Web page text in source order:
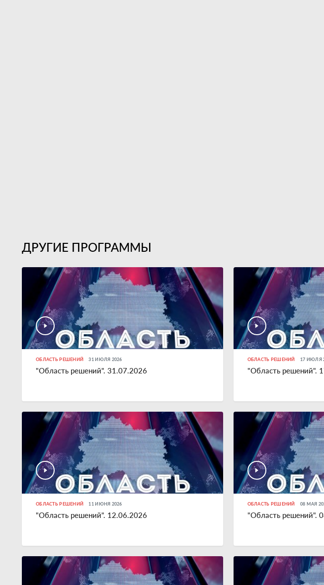
ДРУГИЕ ПРОГРАММЫ
ОБЛАСТЬ РЕШЕНИЙ 31 ИЮЛЯ 2026
"Область решений". 31.07.2026
ОБЛАСТЬ РЕШЕНИЙ 17 ИЮЛЯ
"Область решений".
ОБЛАСТЬ РЕШЕНИЙ 11 ИЮНЯ 2026
"Область решений". 12.06.2026
ОБЛАСТЬ РЕШЕНИЙ 08 МАЯ
"Область решений".